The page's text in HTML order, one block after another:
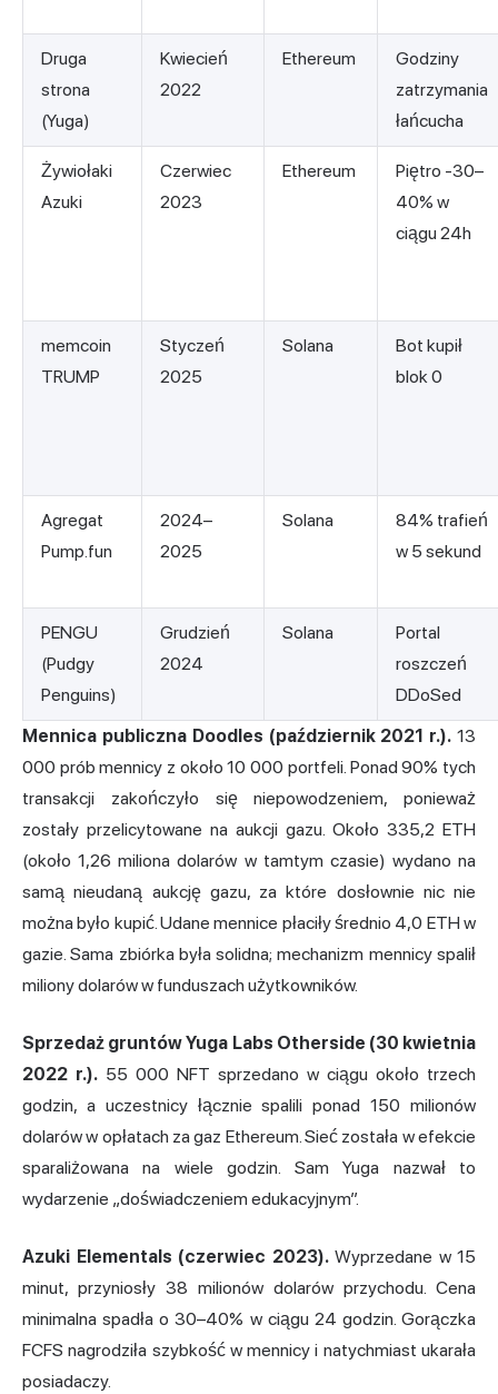
Druga
strona
(Yuga)
Kwiecień
2022
Ethereum
Godziny
zatrzymania
łańcucha
Żywiołaki
Azuki
Czerwiec
2023
Ethereum
Piętro -30–
40% w
ciągu 24h
memcoin
TRUMP
Styczeń
2025
Solana
Bot kupił
blok 0
Agregat
Pump.fun
2024–
2025
Solana
84% trafień
w 5 sekund
PENGU
(Pudgy
Penguins)
Grudzień
2024
Solana
Portal
roszczeń
DDoSed
Mennica publiczna Doodles (październik 2021 r.). 13
000 prób mennicy z około 10 000 portfeli. Ponad 90% tych
transakcji zakończyło się niepowodzeniem, ponieważ
zostały przelicytowane na aukcji gazu. Około 335,2 ETH
(około 1,26 miliona dolarów w tamtym czasie) wydano na
samą nieudaną aukcję gazu, za które dosłownie nic nie
można było kupić. Udane mennice płaciły średnio 4,0 ETH w
gazie. Sama zbiórka była solidna; mechanizm mennicy spalił
miliony dolarów w funduszach użytkowników.
Sprzedaż gruntów Yuga Labs Otherside (30 kwietnia
2022 r.). 55 000 NFT sprzedano w ciągu około trzech
godzin, a uczestnicy łącznie spalili ponad 150 milionów
dolarów w opłatach za gaz Ethereum. Sieć została w efekcie
sparaliżowana na wiele godzin. Sam Yuga nazwał to
wydarzenie „doświadczeniem edukacyjnym”.
Azuki Elementals (czerwiec 2023).Wyprzedane w 15
minut, przyniosły 38 milionów dolarów przychodu. Cena
minimalna spadła o 30–40% w ciągu 24 godzin. Gorączka
FCFS nagrodziła szybkość w mennicy i natychmiast ukarała
posiadaczy.